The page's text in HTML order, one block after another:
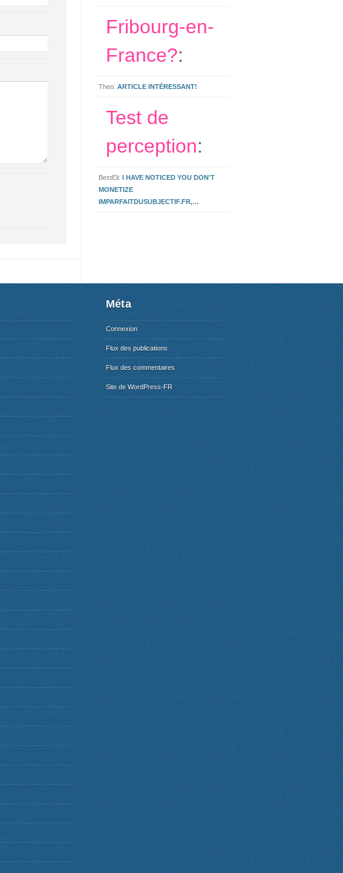
Fribourg-en-
France?:
Theo: ARTICLE INTÉRESSANT!
Test de
perception:
BestEli: I HAVE NOTICED YOU DON'T
MONETIZE
IMPARFAITDUSUBJECTIF.FR,…
Méta
Connexion
Flux des publications
Flux des commentaires
Site de WordPress-FR